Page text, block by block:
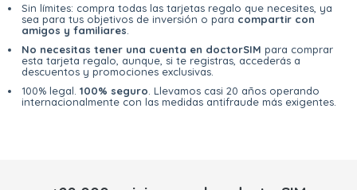
Sin límites: compra todas las tarjetas regalo que necesites, ya
sea para tus objetivos de inversión o para compartir con
amigos y familiares
No necesitas tener una cuenta en doctorSIM para comprar
esta tarjeta regalo, aunque, si te registras, accederás a
descuentos y promociones exclusivas.
100% legal. 100% seguro . Llevamos casi 20 años operando
internacionalmente con las medidas antifraude más exigentes.